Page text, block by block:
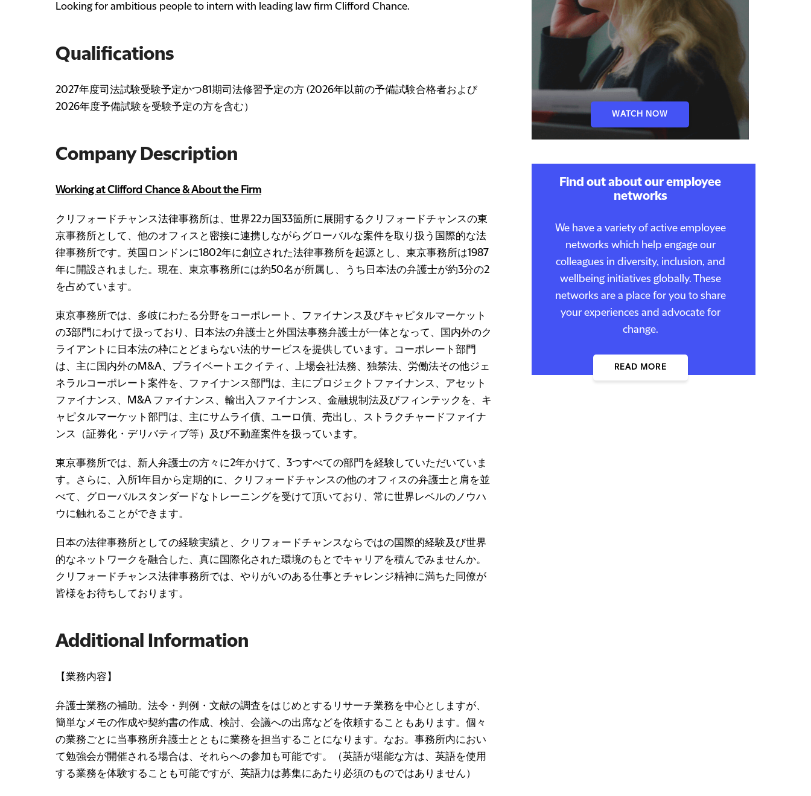
Looking for ambitious people to intern with leading law firm Clifford Chance.
Qualifications
2027年度司法試験受験予定かつ81期司法修習予定の方 (2026年以前の予備試験合格者および
2026年度予備試験を受験予定の方を含む）
Company Description
Working at Clifford Chance & About the Firm
クリフォードチャンス法律事務所は、世界22カ国33箇所に展開するクリフォードチャンスの東
京事務所として、他のオフィスと密接に連携しながらグローバルな案件を取り扱う国際的な法
律事務所です。英国ロンドンに1802年に創立された法律事務所を起源とし、東京事務所は1987
年に開設されました。現在、東京事務所には約50名が所属し、うち日本法の弁護士が約3分の2
を占めています。
東京事務所では、多岐にわたる分野をコーポレート、ファイナンス及びキャピタルマーケット
の3部門にわけて扱っており、日本法の弁護士と外国法事務弁護士が一体となって、国内外のク
ライアントに日本法の枠にとどまらない法的サービスを提供しています。コーポレート部門
は、主に国内外のM&A、プライベートエクイティ、上場会社法務、独禁法、労働法その他ジェ
ネラルコーポレート案件を、ファイナンス部門は、主にプロジェクトファイナンス、アセット
ファイナンス、M&A ファイナンス、輸出入ファイナンス、金融規制法及びフィンテックを、キ
ャピタルマーケット部門は、主にサムライ債、ユーロ債、売出し、ストラクチャードファイナ
ンス（証券化・デリバティブ等）及び不動産案件を扱っています。
東京事務所では、新人弁護士の方々に2年かけて、3つすべての部門を経験していただいていま
す。さらに、入所1年目から定期的に、クリフォードチャンスの他のオフィスの弁護士と肩を並
べて、グローバルスタンダードなトレーニングを受けて頂いており、常に世界レベルのノウハ
ウに触れることができます。
日本の法律事務所としての経験実績と、クリフォードチャンスならではの国際的経験及び世界
的なネットワークを融合した、真に国際化された環境のもとでキャリアを積んでみませんか。
クリフォードチャンス法律事務所では、やりがいのある仕事とチャレンジ精神に満ちた同僚が
皆様をお待ちしております。
Additional Information
【業務内容】
弁護士業務の補助。法令・判例・文献の調査をはじめとするリサーチ業務を中心としますが、
簡単なメモの作成や契約書の作成、検討、会議への出席などを依頼することもあります。個々
の業務ごとに当事務所弁護士とともに業務を担当することになります。なお。事務所内におい
て勉強会が開催される場合は、それらへの参加も可能です。（英語が堪能な方は、英語を使用
する業務を体験することも可能ですが、英語力は募集にあたり必須のものではありません）
WATCH NOW
Find out about our employee
networks
We have a variety of active employee
networks which help engage our
colleagues in diversity, inclusion, and
wellbeing initiatives globally. These
networks are a place for you to share
your experiences and advocate for
change.
READ MORE